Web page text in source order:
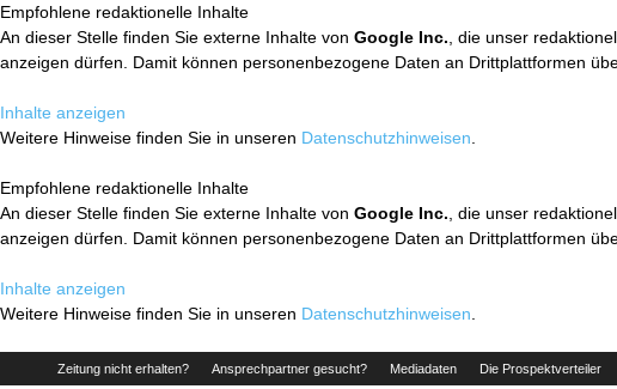
Empfohlene redaktionelle Inhalte
An dieser Stelle finden Sie externe Inhalte von Google Inc. , die unser
anzeigen dürfen. Damit können personenbezogene Daten an Drittplattformen
Inhalte anzeigen
Weitere Hinweise finden Sie in unseren Datenschutzhinweisen
Empfohlene redaktionelle Inhalte
An dieser Stelle finden Sie externe Inhalte von Google Inc. , die unser
anzeigen dürfen. Damit können personenbezogene Daten an Drittplattformen
Inhalte anzeigen
Weitere Hinweise finden Sie in unseren Datenschutzhinweisen
Zeitung nicht erhalten? Ansprechpartner gesucht? Mediadaten Die Prospektverteiler